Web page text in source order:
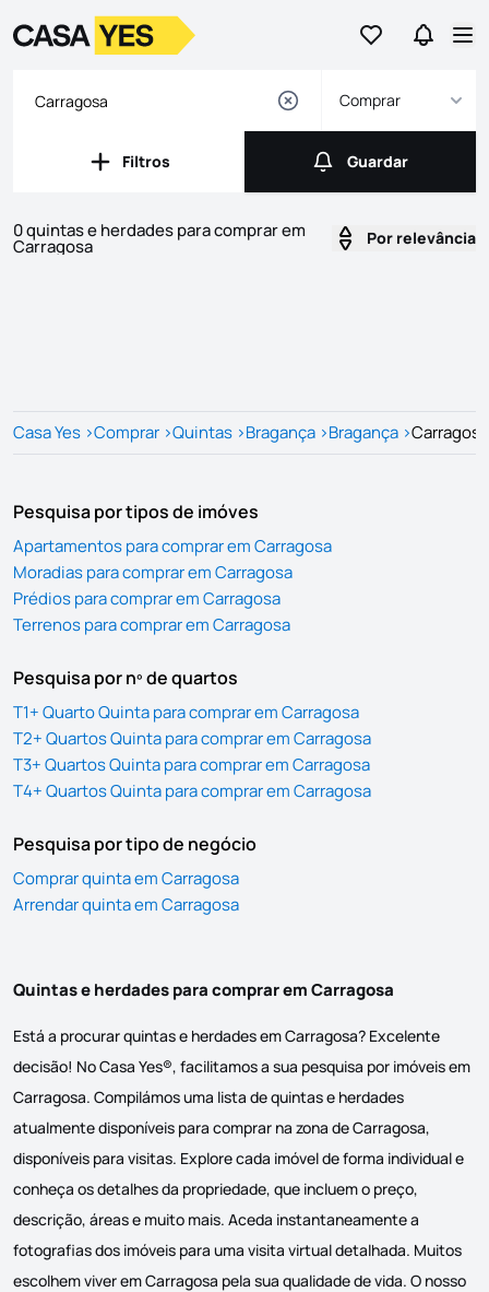
Ir para osIr para
LogoIr para a homepage
Comprar
Filtros
Filtros Guardar
Guardar
0 quintas e herdades para comprar em
Carragosa Por relevância
Casa Yes >Comprar >Quintas >Bragança >Bragança >Carragosa
Pesquisa por tipos de imóves
Apartamentos para comprar em Carragosa
Moradias para comprar em Carragosa
Prédios para comprar em Carragosa
Terrenos para comprar em Carragosa
Pesquisa por nº de quartos
T1+ Quarto Quinta para comprar em Carragosa
T2+ Quartos Quinta para comprar em Carragosa
T3+ Quartos Quinta para comprar em Carragosa
T4+ Quartos Quinta para comprar em Carragosa
Pesquisa por tipo de negócio
Comprar quinta em Carragosa
Arrendar quinta em Carragosa
Quintas e herdades para comprar em Carragosa
Está a procurar quintas e herdades em Carragosa? Excelente
decisão! No Casa Yes®, facilitamos a sua pesquisa por imóveis em
Carragosa. Compilámos uma lista de quintas e herdades
atualmente disponíveis para comprar na zona de Carragosa,
disponíveis para visitas. Explore cada imóvel de forma individual e
conheça os detalhes da propriedade, que incluem o preço,
descrição, áreas e muito mais. Aceda instantaneamente a
fotografias dos imóveis para uma visita virtual detalhada. Muitos
escolhem viver em Carragosa pela sua qualidade de vida. O nosso